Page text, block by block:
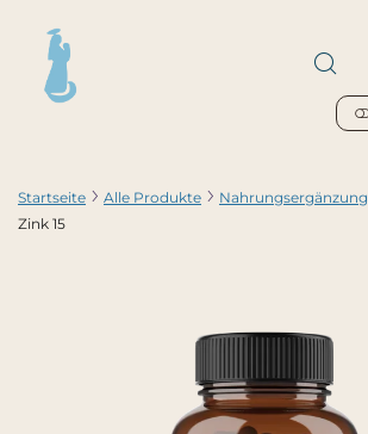
Startseite Alle Produkte Nahrungsergänzung
Zink 15